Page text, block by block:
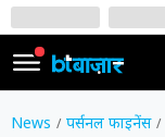
SIGN
IN
News पर्सनल फाइनेंस